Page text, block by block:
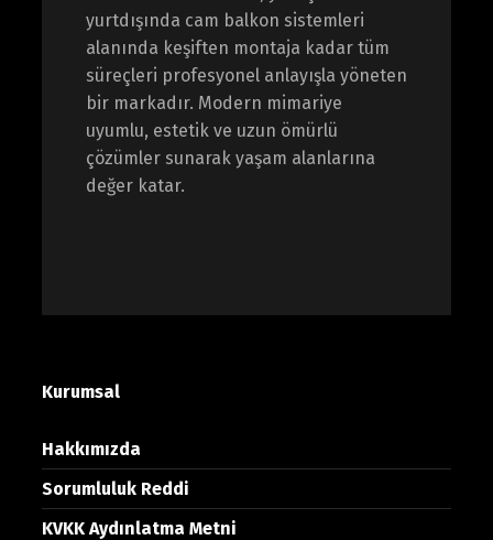
yurtdışında cam balkon sistemleri
alanında keşiften montaja kadar tüm
süreçleri profesyonel anlayışla yöneten
bir markadır. Modern mimariye
uyumlu, estetik ve uzun ömürlü
çözümler sunarak yaşam alanlarına
değer katar.
Kurumsal
Hakkımızda
Sorumluluk Reddi
KVKK Aydınlatma Metni